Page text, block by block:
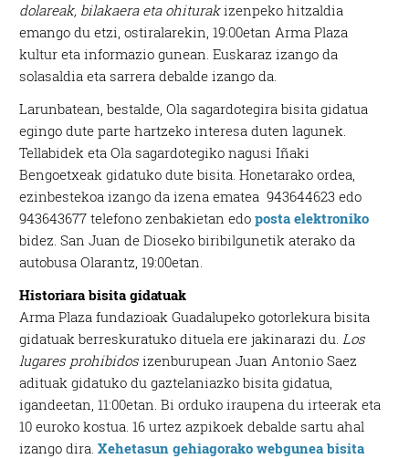
dolareak, bilakaera eta ohiturakizenpeko hitzaldia
emango du etzi, ostiralarekin, 19:00etan Arma Plaza
kultur eta informazio gunean. Euskaraz izango da
solasaldia eta sarrera debalde izango da.
Larunbatean, bestalde, Ola sagardotegira bisita gidatua
egingo dute parte hartzeko interesa duten lagunek.
Tellabidek eta Ola sagardotegiko nagusi Iñaki
Bengoetxeak gidatuko dute bisita. Honetarako ordea,
ezinbestekoa izango da izena ematea 943644623 edo
943643677 telefono zenbakietan edoposta elektroniko
bidez. San Juan de Dioseko biribilgunetik aterako da
autobusa Olarantz, 19:00etan.
Historiara bisita gidatuak
Arma Plaza fundazioak Guadalupeko gotorlekura bisita
gidatuak berreskuratuko dituela ere jakinarazi du.Los
lugares prohibidos izenburupean Juan Antonio Saez
adituak gidatuko du gaztelaniazko bisita gidatua,
igandeetan, 11:00etan. Bi orduko iraupena du irteerak eta
10 euroko kostua. 16 urtez azpikoek debalde sartu ahal
izango dira.Xehetasun gehiagorako webgunea bisita